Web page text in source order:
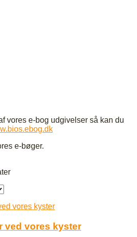
vores e-bog udgivelser så kan du
e-bøger.
Sorteret
ved vores kyster